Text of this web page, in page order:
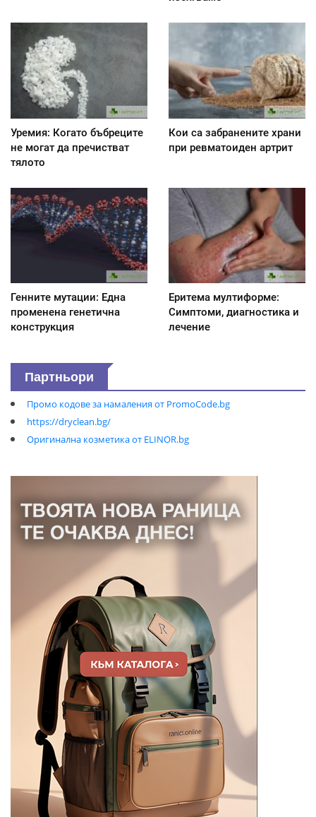
Уремия: Когато бъбреците
не могат да пречистват
тялото
Кои са забранените храни
при ревматоиден артрит
Генните мутации: Една
променена генетична
конструкция
Еритема мултиформе:
Симптоми, диагностика и
лечение
Партньори
Промо кодове за намаления от PromoCode.bg
https://dryclean.bg/
Оригинална козметика от ELINOR.bg